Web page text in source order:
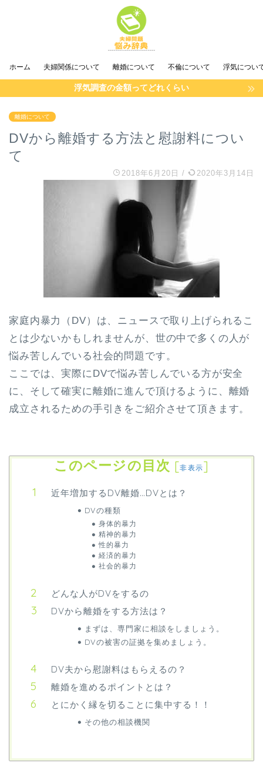
ホーム 夫婦関係について 離婚について 不倫について 浮気につい
浮気調査の金額ってどれくらい
離婚について
DVから離婚する方法と慰謝料につい
て
2018年6月20日 / 2020年3月14日
家庭内暴力（DV）は、ニュースで取り上げられるこ
とは少ないかもしれませんが、世の中で多くの人が
悩み苦しんでいる社会的問題です。
ここでは、実際にDVで悩み苦しんでいる方が安全
に、そして確実に離婚に進んで頂けるように、離婚
成立されるための手引きをご紹介させて頂きます。
このページの目次 [非表示]
近年増加するDV離婚…DVとは？
DVの種類
身体的暴力
精神的暴力
性的暴力
経済的暴力
社会的暴力
どんな人がDVをするの
DVから離婚をする方法は？
まずは、専門家に相談をしましょう。
DVの被害の証拠を集めましょう。
DV夫から慰謝料はもらえるの？
離婚を進めるポイントとは？
とにかく縁を切ることに集中する！！
その他の相談機関